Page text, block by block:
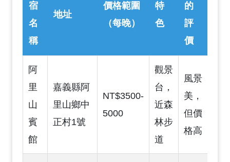
宿
名
稱
地址
價格範圍
（每晚）
特
色
的
評
價
阿
里
山
賓
館
嘉義縣阿
里山鄉中
正村1號
NT$3500-
5000
觀景
台，
近森
林步
道
風景
美，
但價
格高